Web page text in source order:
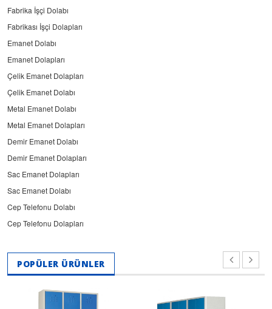
Fabrika İşçi Dolabı
Fabrikası İşçi Dolapları
Emanet Dolabı
Emanet Dolapları
Çelik Emanet Dolapları
Çelik Emanet Dolabı
Metal Emanet Dolabı
Metal Emanet Dolapları
Demir Emanet Dolabı
Demir Emanet Dolapları
Sac Emanet Dolapları
Sac Emanet Dolabı
Cep Telefonu Dolabı
Cep Telefonu Dolapları
POPÜLER ÜRÜNLER